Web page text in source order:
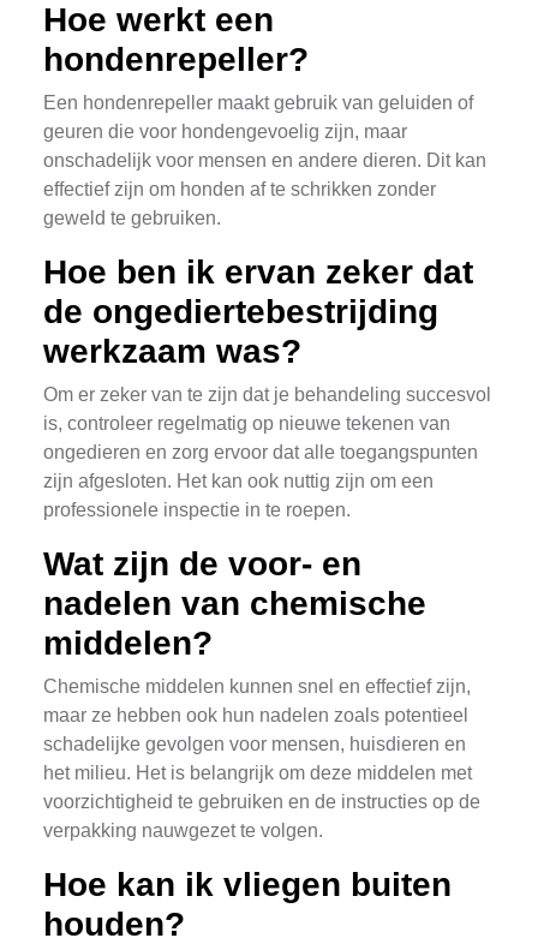
Hoe werkt een
hondenrepeller?
Een hondenrepeller maakt gebruik van geluiden of
geuren die voor hondengevoelig zijn, maar
onschadelijk voor mensen en andere dieren. Dit kan
effectief zijn om honden af te schrikken zonder
geweld te gebruiken.
Hoe ben ik ervan zeker dat
de ongediertebestrijding
werkzaam was?
Om er zeker van te zijn dat je behandeling succesvol
is, controleer regelmatig op nieuwe tekenen van
ongedieren en zorg ervoor dat alle toegangspunten
zijn afgesloten. Het kan ook nuttig zijn om een
professionele inspectie in te roepen.
Wat zijn de voor- en
nadelen van chemische
middelen?
Chemische middelen kunnen snel en effectief zijn,
maar ze hebben ook hun nadelen zoals potentieel
schadelijke gevolgen voor mensen, huisdieren en
het milieu. Het is belangrijk om deze middelen met
voorzichtigheid te gebruiken en de instructies op de
verpakking nauwgezet te volgen.
Hoe kan ik vliegen buiten
houden?